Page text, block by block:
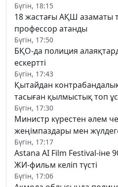
Бүгін, 18:15
18 жастағы АҚШ азаматы
профессор атанды
Бүгін, 17:50
БҚО-да полиция
ескертті
Бүгін, 17:43
Қытайдан
тасыған қылмыстық топ
Бүгін, 17:30
Министр күрестен әлем
жеңімпаздары мен
Бүгін, 17:17
Astana AI Film Festival-іне
ЖИ-фильм келіп түсті
Бүгін, 17:06